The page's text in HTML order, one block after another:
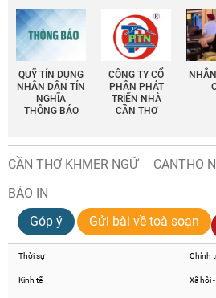
QUỸ TÍN DỤNG
NHÂN DÂN TÍN
NGHĨA
THÔNG BÁO
CÔNG TY CỔ
PHẦN PHÁT
TRIỂN NHÀ
CẦN THƠ
CẦN THƠ KHMER NGỮ CANTHO
BÁO IN
Góp ý
Gửi bài về toà soạn
Thời sự Chính
Kinh tế Xã hội